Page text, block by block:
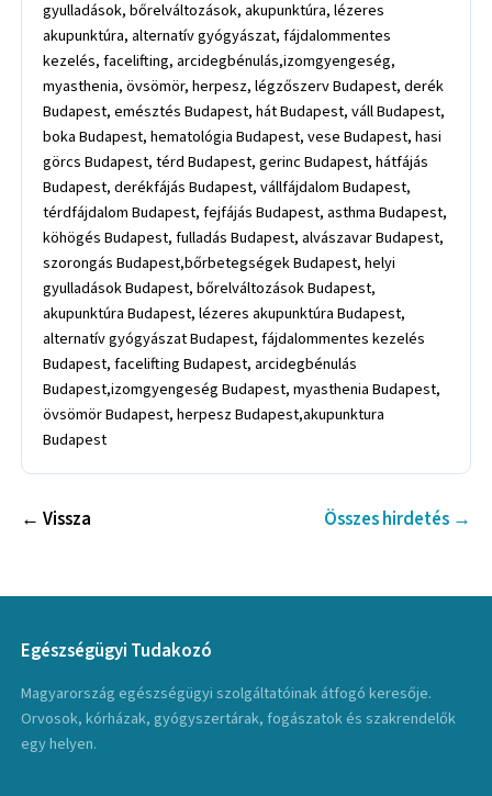
gyulladások, bőrelváltozások, akupunktúra, lézeres
akupunktúra, alternatív gyógyászat, fájdalommentes
kezelés, facelifting, arcidegbénulás,izomgyengeség,
myasthenia, övsömör, herpesz, légzőszerv Budapest, derék
Budapest, emésztés Budapest, hát Budapest, váll Budapest,
boka Budapest, hematológia Budapest, vese Budapest, hasi
görcs Budapest, térd Budapest, gerinc Budapest, hátfájás
Budapest, derékfájás Budapest, vállfájdalom Budapest,
térdfájdalom Budapest, fejfájás Budapest, asthma Budapest,
köhögés Budapest, fulladás Budapest, alvászavar Budapest,
szorongás Budapest,bőrbetegségek Budapest, helyi
gyulladások Budapest, bőrelváltozások Budapest,
akupunktúra Budapest, lézeres akupunktúra Budapest,
alternatív gyógyászat Budapest, fájdalommentes kezelés
Budapest, facelifting Budapest, arcidegbénulás
Budapest,izomgyengeség Budapest, myasthenia Budapest,
övsömör Budapest, herpesz Budapest,akupunktura
Budapest
← Vissza Összes hirdetés →
Egészségügyi Tudakozó
Magyarország egészségügyi szolgáltatóinak átfogó keresője.
Orvosok, kórházak, gyógyszertárak, fogászatok és szakrendelők
egy helyen.